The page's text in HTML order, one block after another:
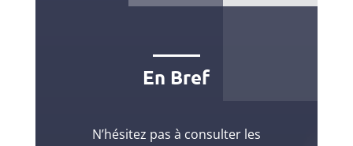
En Bref
N’hésitez pas à consulter les